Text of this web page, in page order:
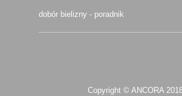
dobór bielizny - poradnik
Copyright © ANCORA